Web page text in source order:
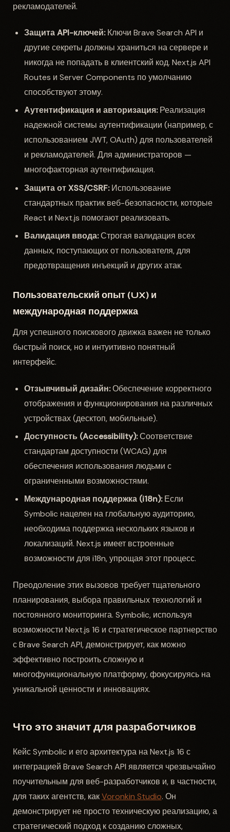
рекламодателей.
Защита API-ключей:Ключи Brave Search API и
другие секреты должны храниться на сервере и
никогда не попадать в клиентский код. Next.js API
Routes и Server Components по умолчанию
способствуют этому.
Аутентификация и авторизация:Реализация
надежной системы аутентификации (например, с
использованием JWT, OAuth) для пользователей
и рекламодателей. Для администраторов —
многофакторная аутентификация.
Защита от XSS/CSRF:Использование
стандартных практик веб-безопасности, которые
React и Next.js помогают реализовать.
Валидация ввода:Строгая валидация всех
данных, поступающих от пользователя, для
предотвращения инъекций и других атак.
Пользовательский опыт (UX) и
международная поддержка
Для успешного поискового движка важен не только
быстрый поиск, но и интуитивно понятный
интерфейс.
Отзывчивый дизайн:Обеспечение корректного
отображения и функционирования на различных
устройствах (десктоп, мобильные).
Доступность (Accessibility):Соответствие
стандартам доступности (WCAG) для
обеспечения использования людьми с
ограниченными возможностями.
Международная поддержка (i18n):Если
Symbolic нацелен на глобальную аудиторию,
необходима поддержка нескольких языков и
локализаций. Next.js имеет встроенные
возможности для i18n, упрощая этот процесс.
Преодоление этих вызовов требует тщательного
планирования, выбора правильных технологий и
постоянного мониторинга. Symbolic, используя
возможности Next.js 16 и стратегическое партнерство
с Brave Search API, демонстрирует, как можно
эффективно построить сложную и
многофункциональную платформу, фокусируясь на
уникальной ценности и инновациях.
Что это значит для разработчиков
Кейс Symbolic и его архитектура на Next.js 16 с
интеграцией Brave Search API является чрезвычайно
поучительным для веб-разработчиков и, в частности,
для таких агентств, какVoronkin Studio. Он
демонстрирует не просто техническую реализацию, а
стратегический подход к созданию сложных,